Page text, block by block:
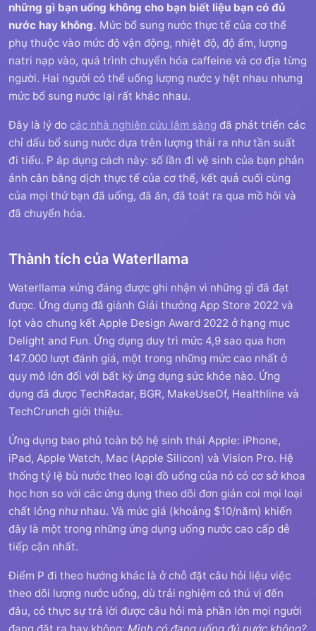
những gì bạn uống không cho bạn biết liệu bạn có đủ
nước hay không. Mức bổ sung nước thực tế của cơ thể
phụ thuộc vào mức độ vận động, nhiệt độ, độ ẩm, lượng
natri nạp vào, quá trình chuyển hóa caffeine và cơ địa từng
người. Hai người có thể uống lượng nước y hệt nhau nhưng
mức bổ sung nước lại rất khác nhau.
Đây là lý do các nhà nghiên cứu lâm sàng đã phát triển các
chỉ dấu bổ sung nước dựa trên lượng thải ra như tần suất
đi tiểu. P áp dụng cách này: số lần đi vệ sinh của bạn phản
ánh cân bằng dịch thực tế của cơ thể, kết quả cuối cùng
của mọi thứ bạn đã uống, đã ăn, đã toát ra qua mồ hôi và
đã chuyển hóa.
Thành tích của Waterllama
Waterllama xứng đáng được ghi nhận vì những gì đã đạt
được. Ứng dụng đã giành Giải thưởng App Store 2022 và
lọt vào chung kết Apple Design Award 2022 ở hạng mục
Delight and Fun. Ứng dụng duy trì mức 4,9 sao qua hơn
147.000 lượt đánh giá, một trong những mức cao nhất ở
quy mô lớn đối với bất kỳ ứng dụng sức khỏe nào. Ứng
dụng đã được TechRadar, BGR, MakeUseOf, Healthline và
TechCrunch giới thiệu.
Ứng dụng bao phủ toàn bộ hệ sinh thái Apple: iPhone,
iPad, Apple Watch, Mac (Apple Silicon) và Vision Pro. Hệ
thống tỷ lệ bù nước theo loại đồ uống của nó có cơ sở khoa
học hơn so với các ứng dụng theo dõi đơn giản coi mọi loại
chất lỏng như nhau. Và mức giá (khoảng $10/năm) khiến
đây là một trong những ứng dụng uống nước cao cấp dễ
tiếp cận nhất.
Điểm P đi theo hướng khác là ở chỗ đặt câu hỏi liệu việc
theo dõi lượng nước uống, dù trải nghiệm có thú vị đến
đâu, có thực sự trả lời được câu hỏi mà phần lớn mọi người